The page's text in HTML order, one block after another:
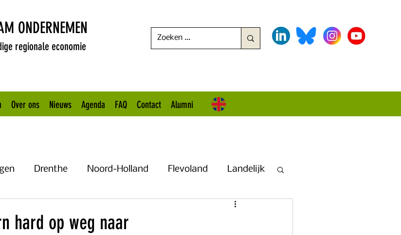
ONDERNEMEN
regionale economie
Over ons Nieuws Agenda FAQ Contact Alumni
Drenthe Noord-Holland Flevoland Landelijk
Flevoland + Overijssel
hard op weg naar